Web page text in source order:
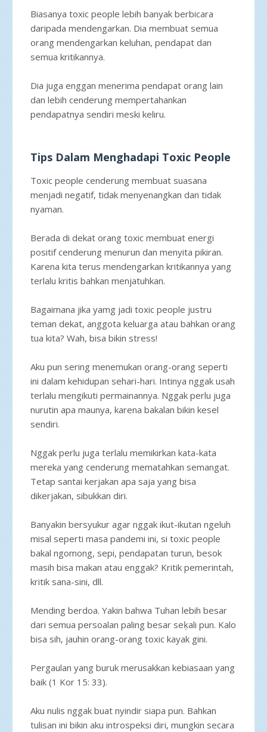
Biasanya toxic people lebih banyak berbicara
daripada mendengarkan. Dia membuat semua
orang mendengarkan keluhan, pendapat dan
semua kritikannya.
Dia juga enggan menerima pendapat orang lain
dan lebih cenderung mempertahankan
pendapatnya sendiri meski keliru.
Tips Dalam Menghadapi Toxic People
Toxic people cenderung membuat suasana
menjadi negatif, tidak menyenangkan dan tidak
nyaman.
Berada di dekat orang toxic membuat energi
positif cenderung menurun dan menyita pikiran.
Karena kita terus mendengarkan kritikannya yang
terlalu kritis bahkan menjatuhkan.
Bagaimana jika yamg jadi toxic people justru
teman dekat, anggota keluarga atau bahkan orang
tua kita? Wah, bisa bikin stress!
Aku pun sering menemukan orang-orang seperti
ini dalam kehidupan sehari-hari. Intinya nggak usah
terlalu mengikuti permainannya. Nggak perlu juga
nurutin apa maunya, karena bakalan bikin kesel
sendiri.
Nggak perlu juga terlalu memikirkan kata-kata
mereka yang cenderung mematahkan semangat.
Tetap santai kerjakan apa saja yang bisa
dikerjakan, sibukkan diri.
Banyakin bersyukur agar nggak ikut-ikutan ngeluh
misal seperti masa pandemi ini, si toxic people
bakal ngomong, sepi, pendapatan turun, besok
masih bisa makan atau enggak? Kritik pemerintah,
kritik sana-sini, dll.
Mending berdoa. Yakin bahwa Tuhan lebih besar
dari semua persoalan paling besar seķali pun. Kalo
bisa sih, jauhin orang-orang toxic kayak gini.
Pergaulan yang buruk merusakkan kebiasaan yang
baik (1 Kor 15: 33).
Aku nulis nggak buat nyindir siapa pun. Bahkan
tulisan ini bikin aku introspeksi diri, mungkin secara